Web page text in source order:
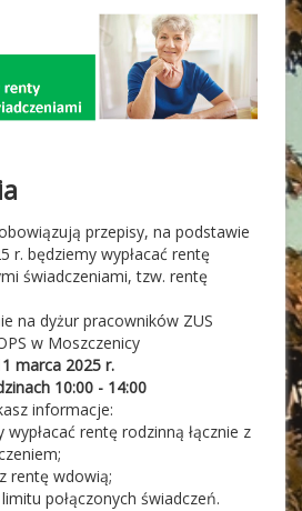
przepisy, na podstawie
r. będziemy wypłacać rentę
świadczeniami, tzw. rentę
na dyżur pracowników ZUS
w Moszczenicy
marca 2025 r.
10:00 - 14:00
informacje:
rentę rodzinną łącznie z
rentę wdowią;
połączonych świadczeń.